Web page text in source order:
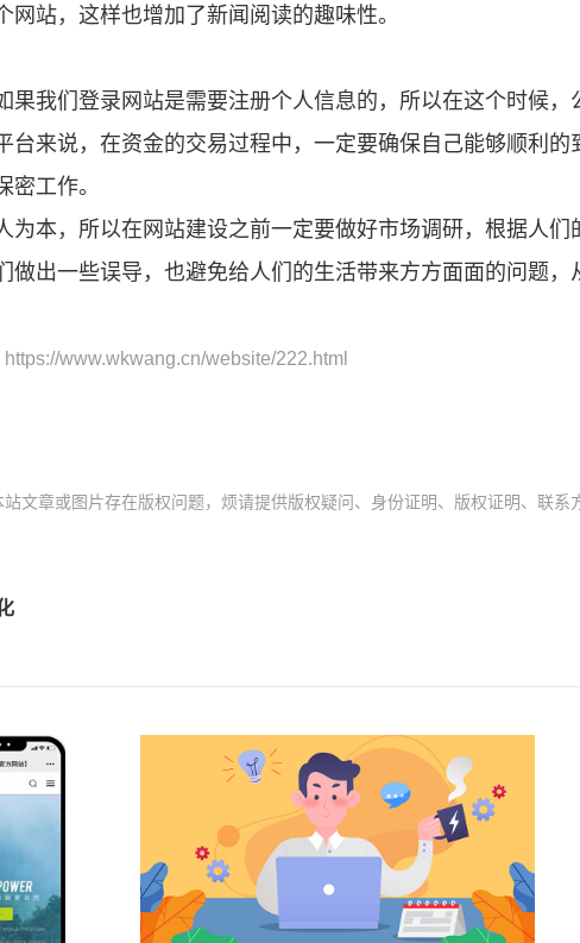
站，这样也增加了新闻阅读的趣味性。
台来说，在资金的交易过程中，一定要确保自己能够顺利
工作。
为本，所以在 网站建设之前一定要做好市场调研，根据人
出一些误导，也避免给人们的生活带来方方面面的问题，
https://www.wkwang.cn/website/222.html
文章或图片存在版权问题，烦请提供版权疑问、身份证明、版权证明、联系